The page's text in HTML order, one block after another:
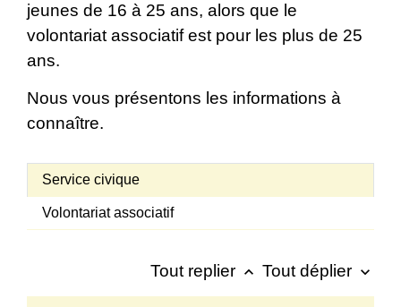
jeunes de 16 à 25 ans, alors que le
volontariat associatif est pour les plus de 25
ans.
Nous vous présentons les informations à
connaître.
Service civique
Volontariat associatif
Tout replier keyboard_arrow_up Tout déplier keyboard_arrow_down